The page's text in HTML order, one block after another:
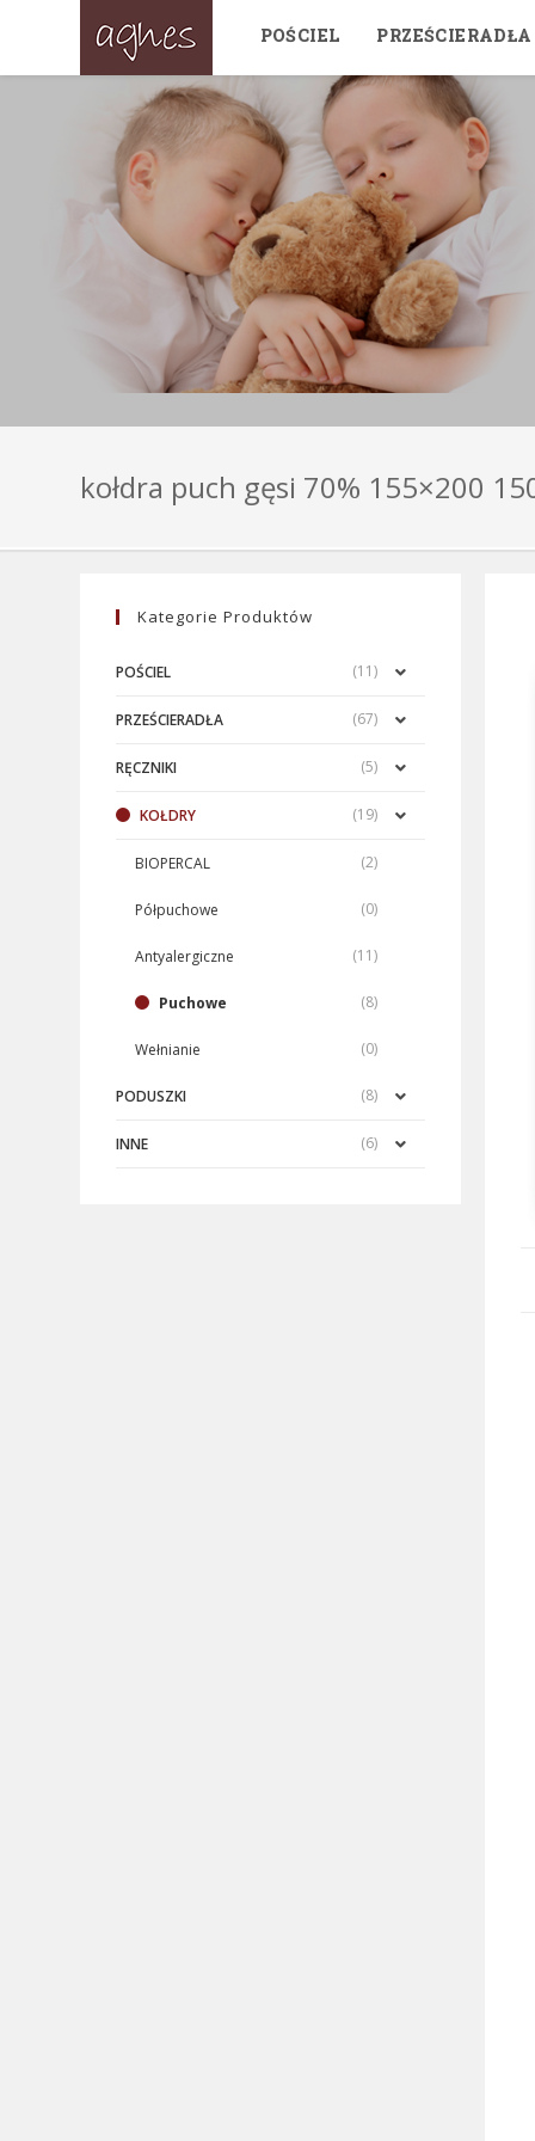
POŚCIEL PRZEŚCIERADŁA
kołdra puch gęsi 70% 155×200
Kategorie Produktów
POŚCIEL (11)
PRZEŚCIERADŁA (67)
RĘCZNIKI (5)
KOŁDRY (19)
BIOPERCAL (2)
Półpuchowe (0)
Antyalergiczne (11)
Puchowe (8)
Wełnianie (0)
PODUSZKI (8)
INNE (6)